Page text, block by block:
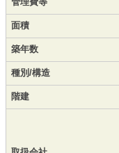
面積
築年数
種別/構造
階建